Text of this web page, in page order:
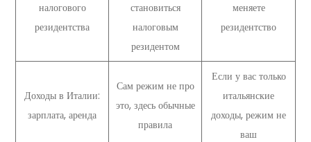
налогового
резидентства
становиться
налоговым
резидентом
меняете
резидентство
Доходы в Италии:
зарплата, аренда
Сам режим не про
это, здесь обычные
правила
Если у вас только
итальянские
доходы, режим не
ваш